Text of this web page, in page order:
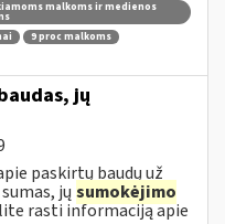
malkoms ir medienos
9 proc malkoms
jų
paskirtų baudų už
jų sumokėjimo
rasti informaciją apie